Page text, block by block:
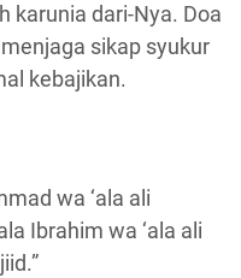
karunia dari-Nya. Doa
sikap syukur
kebajikan.
wa ‘ala ali
Ibrahim wa ‘ala ali